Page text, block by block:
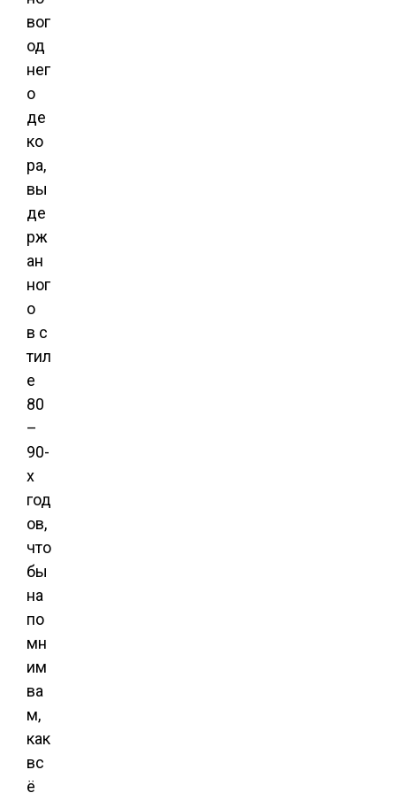
вог
од
нег
о
де
ко
ра,
вы
де
рж
ан
ног
о
в с
тил
е
80
–
90-
х
год
ов,
что
бы
на
по
мн
им
ва
м,
как
вс
ё